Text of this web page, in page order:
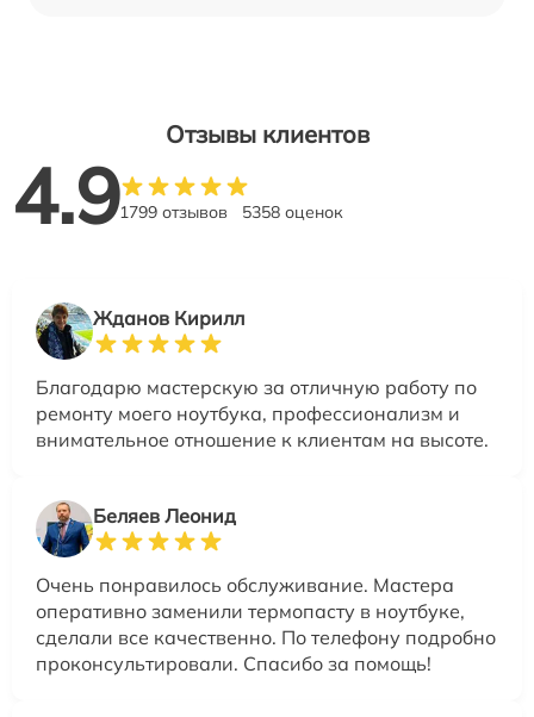
Отзывы клиентов
4.91799 отзывов 5358 оценок
Жданов Кирилл
Благодарю мастерскую за отличную работу по
ремонту моего ноутбука, профессионализм и
внимательное отношение к клиентам на высоте.
Беляев Леонид
Очень понравилось обслуживание. Мастера
оперативно заменили термопасту в ноутбуке,
сделали все качественно. По телефону подробно
проконсультировали. Спасибо за помощь!